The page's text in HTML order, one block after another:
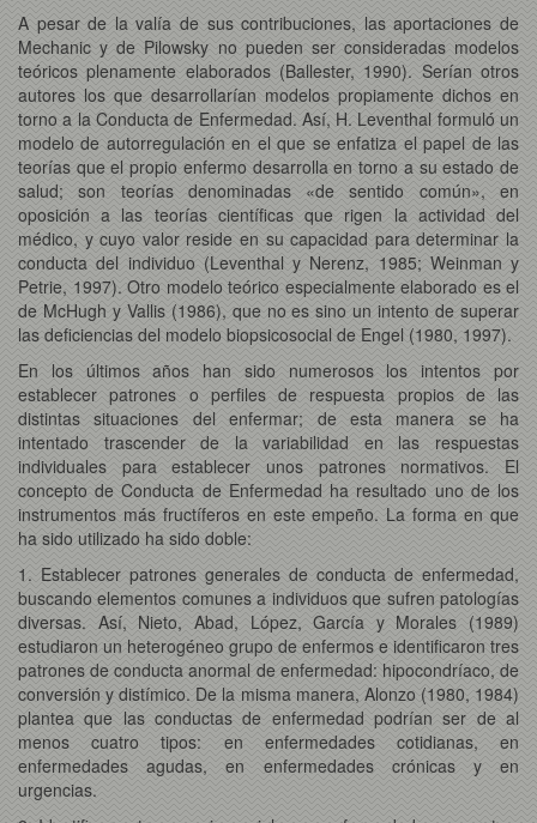
A pesar de la valía de sus contribuciones, las aportaciones de
Mechanic y de Pilowsky no pueden ser consideradas modelos
teóricos plenamente elaborados (Ballester, 1990). Serían otros
autores los que desarrollarían modelos propiamente dichos en
torno a la Conducta de Enfermedad. Así, H. Leventhal formuló un
modelo de autorregulación en el que se enfatiza el papel de las
teorías que el propio enfermo desarrolla en torno a su estado de
salud; son teorías denominadas «de sentido común», en
oposición a las teorías científicas que rigen la actividad del
médico, y cuyo valor reside en su capacidad para determinar la
conducta del individuo (Leventhal y Nerenz, 1985; Weinman y
Petrie, 1997). Otro modelo teórico especialmente elaborado es el
de McHugh y Vallis (1986), que no es sino un intento de superar
las deficiencias del modelo biopsicosocial de Engel (1980, 1997).
En los últimos años han sido numerosos los intentos por
establecer patrones o perfiles de respuesta propios de las
distintas situaciones del enfermar; de esta manera se ha
intentado trascender de la variabilidad en las respuestas
individuales para establecer unos patrones normativos. El
concepto de Conducta de Enfermedad ha resultado uno de los
instrumentos más fructíferos en este empeño. La forma en que
ha sido utilizado ha sido doble:
1. Establecer patrones generales de conducta de enfermedad,
buscando elementos comunes a individuos que sufren patologías
diversas. Así, Nieto, Abad, López, García y Morales (1989)
estudiaron un heterogéneo grupo de enfermos e identificaron tres
patrones de conducta anormal de enfermedad: hipocondríaco, de
conversión y distímico. De la misma manera, Alonzo (1980, 1984)
plantea que las conductas de enfermedad podrían ser de al
menos cuatro tipos: en enfermedades cotidianas, en
enfermedades agudas, en enfermedades crónicas y en
urgencias.